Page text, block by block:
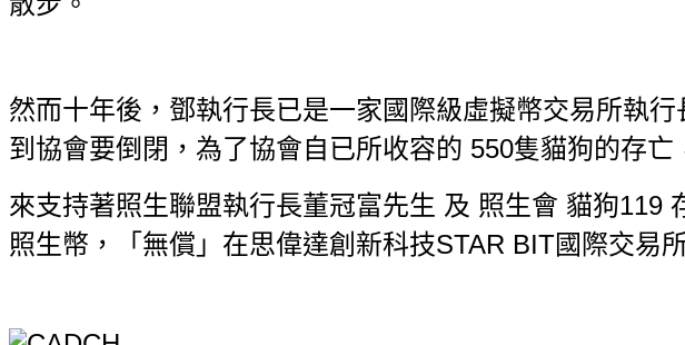
然而十年後，鄧執行長已是一家國際級虛擬幣交易所執
到協會要倒閉，為了協會自已所收容的 550隻貓狗的存
來支持著照生聯盟執行長董冠富先生 及 照生會 貓狗119
照生幣，「無償」在思偉達創新科技STAR BIT國際交易